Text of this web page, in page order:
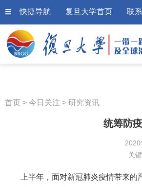
快捷导航 复旦大学首页 联
首页 > 今日关注 > 研究资讯
统筹防
关
上半年，面对新冠肺炎疫情带来